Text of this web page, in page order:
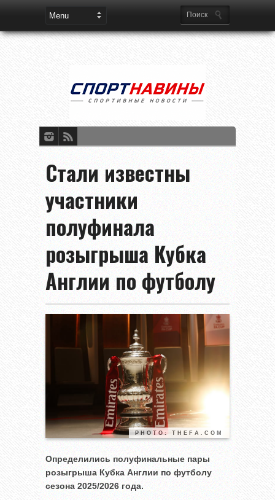
Стали известны
участники
полуфинала
розыгрыша Кубка
Англии по футболу
PHOTO: THEFA.COM
Определились полуфинальные пары
розыгрыша Кубка Англии по футболу
сезона 2025/2026 года.